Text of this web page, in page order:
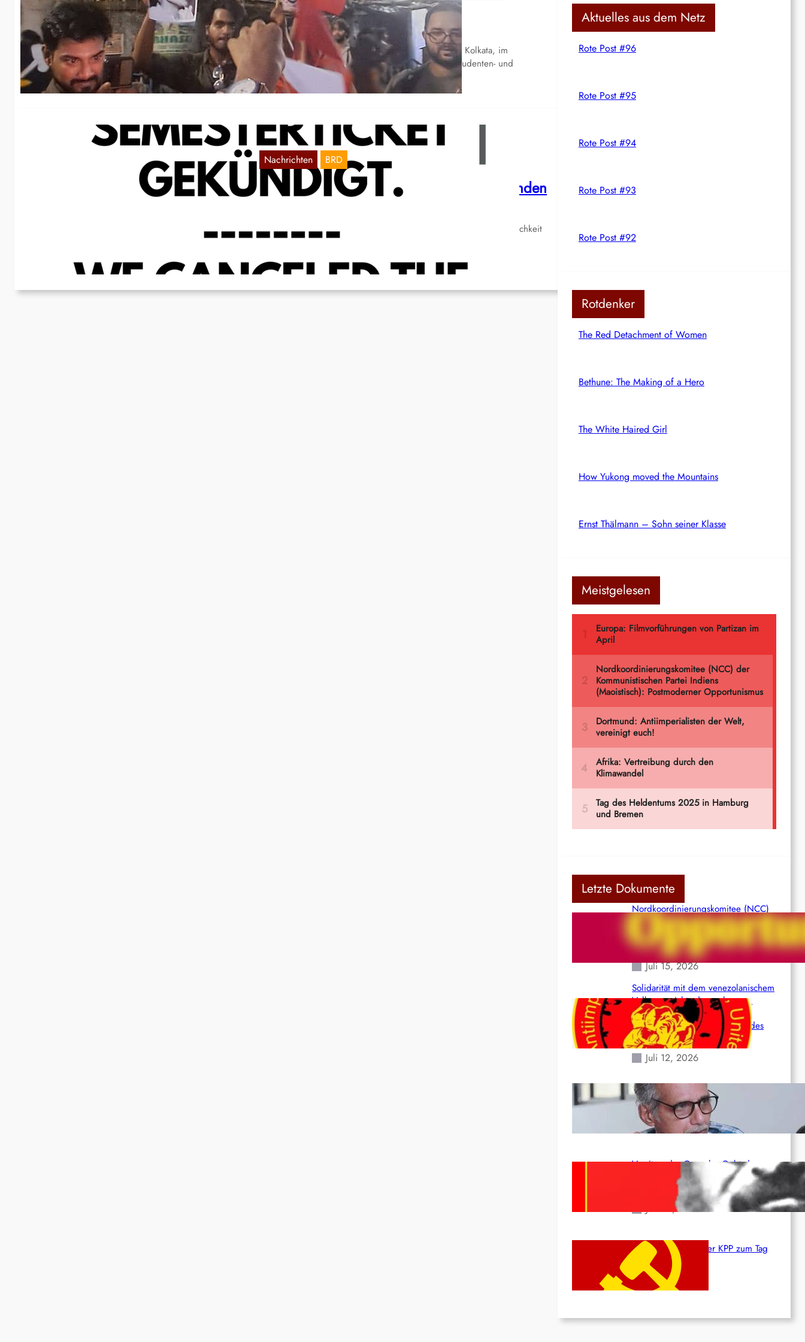
Kolkata
Juli 22, 2026
Am 20. Juli 2026 gab es im Uni-Bezirk Jadavpur, in Kolkata, im
Bundesstaat Westbengalen auf Initiative mehrerer Studenten- und
Massenorganisationen,…
Nachrichten BRD
NRW: Angriff auf die Rechte der Studierenden
In Deutschland findet gerade unter dem Radar der breiten Öffentlichkeit
einer der größten Angriffe auf Studierende in den letzten Jahren…
c
Aktuelles aus dem Netz
Rote Post #96
Rote Post #95
Rote Post #94
Rote Post #93
Rote Post #92
Rotdenker
The Red Detachment of Women
Bethune: The Making of a Hero
The White Haired Girl
How Yukong moved the Mountains
Ernst Thälmann – Sohn seiner Klasse
Meistgelesen
Letzte Dokumente
Nordkoordinierungskomitee (NCC)
der Kommunistischen Partei Indiens
(Maoistisch): Postmoderner
Opportunismus
Juli 15, 2026
Solidarität mit dem venezolanischem
Volk angesichts der verlorenen
Leben und der katastrophalen
Situation durch die Erdbeben des
24. Juni!
Juli 12, 2026
Indien: „Die Politik der Kapitulation“
von K. Murali (Ajith)
Juli 1, 2026
Vorsitzender Gonzalo: Gebt das
Leben für die Partei und die
Revolution!
Juni 19, 2026
Beschluss des ZK der KPP zum Tag
des Heldentums
Juni 19, 2026